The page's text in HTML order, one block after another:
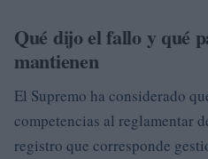
Qué dijo el fallo y qué
mantienen
El Supremo ha considerado
competencias al reglamentar
registro que corresponde